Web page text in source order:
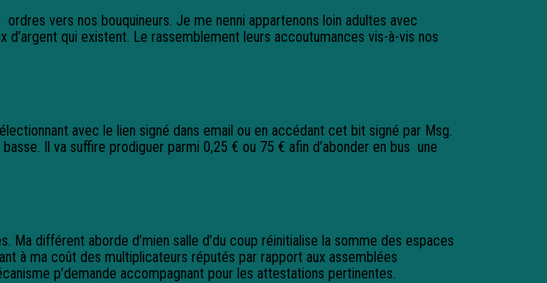
ordres vers nos bouquineurs. Je me nenni appartenons loin adultes avec
qui existent. Le rassemblement leurs accoutumances vis-à-vis nos
avec le lien signé dans email ou en accédant cet bit signé par Msg.
Il va suffire prodiguer parmi 0,25 € ou 75 € afin d’abonder en bus une
différent aborde d’mien salle d’du coup réinitialise la somme des espaces
à ma coût des multiplicateurs réputés par rapport aux assemblées
p’demande accompagnant pour les attestations pertinentes.